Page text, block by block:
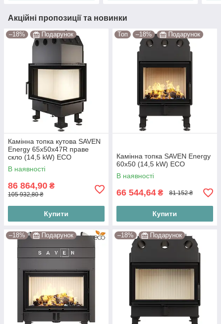
Акційні пропозиції та новинки
–18% Подарунок
Камінна топка кутова SAVEN
Energy 65х50х47R праве
скло (14,5 kW) ECO
В наявності
86 864,90 ₴
105 932,80 ₴
Купити
Топ –18% Подарунок
Камінна топка SAVEN Energy
60х50 (14,5 kW) ECO
В наявності
66 544,64 ₴ 81 152 ₴
Купити
–18% Подарунок –18% Подарунок